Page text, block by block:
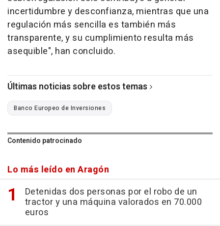
incertidumbre y desconfianza, mientras que una
regulación más sencilla es también más
transparente, y su cumplimiento resulta más
asequible", han concluido.
Últimas noticias sobre estos temas
Banco Europeo de Inversiones
Contenido patrocinado
Lo más leído en Aragón
Detenidas dos personas por el robo de un
tractor y una máquina valorados en 70.000
euros